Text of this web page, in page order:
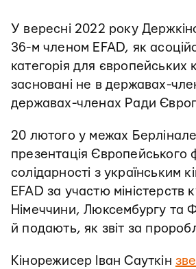
У вересні 2022 року
36-м членом EFAD, як
категорія для європейських
засновані не в державах-
державах-членах Ради
20 лютого у межах Берлінале
презентація Європейського
солідарності з українським
EFAD за участю міністерств
Німеччини, Люксембургу та
й подають, як звіт за
Кінорежисер Іван Сауткін